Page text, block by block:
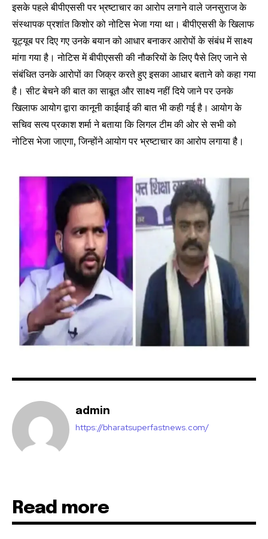
Join our community of
SUBSCRIBERS and be part of the
conversation.
or click the subscribe button below. Don't worry, we respect
your privacy and won't spam your inbox. Your information is
safe with us.
SUBSCRIBE
I've read and accept the Privacy Policy
Followers Followers Followers
इसके पहले बीपीएससी पर भ्रष्टाचार का आरोप लगाने वाले जनसुराज के
संस्थापक प्रशांत किशोर को नोटिस भेजा गया था। बीपीएससी के खिलाफ
यूट्यूब पर दिए गए उनके बयान को आधार बनाकर आरोपों के संबंध में साक्ष्य
मांगा गया है। नोटिस में बीपीएससी की नौकरियों के लिए पैसे लिए जाने से
संबंधित उनके आरोपों का जिक्र करते हुए इसका आधार बताने को कहा गया
है। सीट बेचने की बात का साबूत और साक्ष्य नहीं दिये जाने पर उनके
खिलाफ आयोग द्वारा कानूनी काईवाई की बात भी कही गई है। आयोग के
सचिव सत्य प्रकाश शर्मा ने बताया कि लिगल टीम की ओर से सभी को
नोटिस भेजा जाएगा, जिन्होंने आयोग पर भ्रष्टाचार का आरोप लगाया है।
admin
https://bharatsuperfastnews.com/
Read more